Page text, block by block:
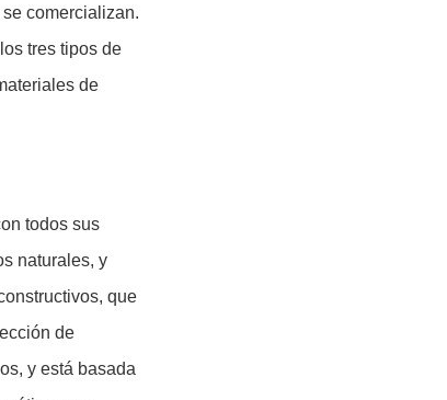
comercializan.
tres tipos de
de
todos sus
naturales, y
que
de
y está basada